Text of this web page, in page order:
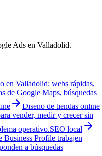
Ads en Valladolid.
en Valladolid: webs rápidas,
de Google Maps, búsquedas
Diseño de tiendas online
vender, medir y crecer sin
operativo.SEO local
Business Profile trabajen
a búsquedas